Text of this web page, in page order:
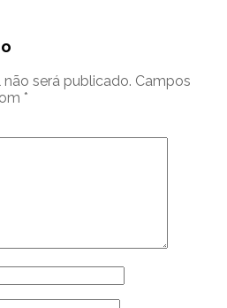
será publicado. Campos
*